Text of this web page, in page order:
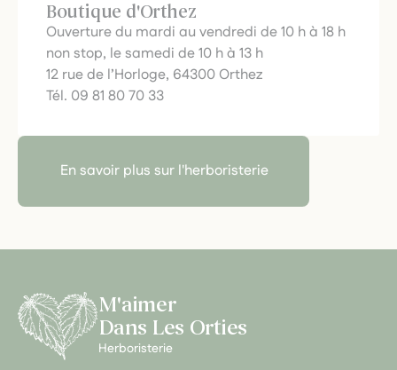
Boutique d'Orthez
Ouverture du mardi au vendredi de 10 h à 18 h
non stop, le samedi de 10 h à 13 h
12 rue de l’Horloge, 64300 Orthez
Tél. 09 81 80 70 33
En savoir plus sur l'herboristerie
M'aimer
Dans Les Orties
Herboristerie